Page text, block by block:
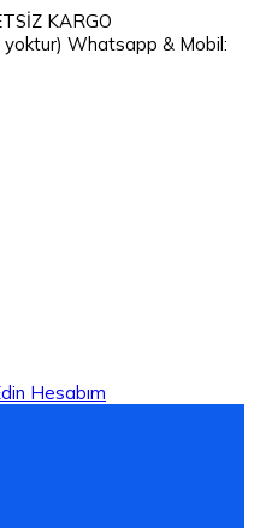
KARGO
Whatsapp & Mobil:
Hesabım